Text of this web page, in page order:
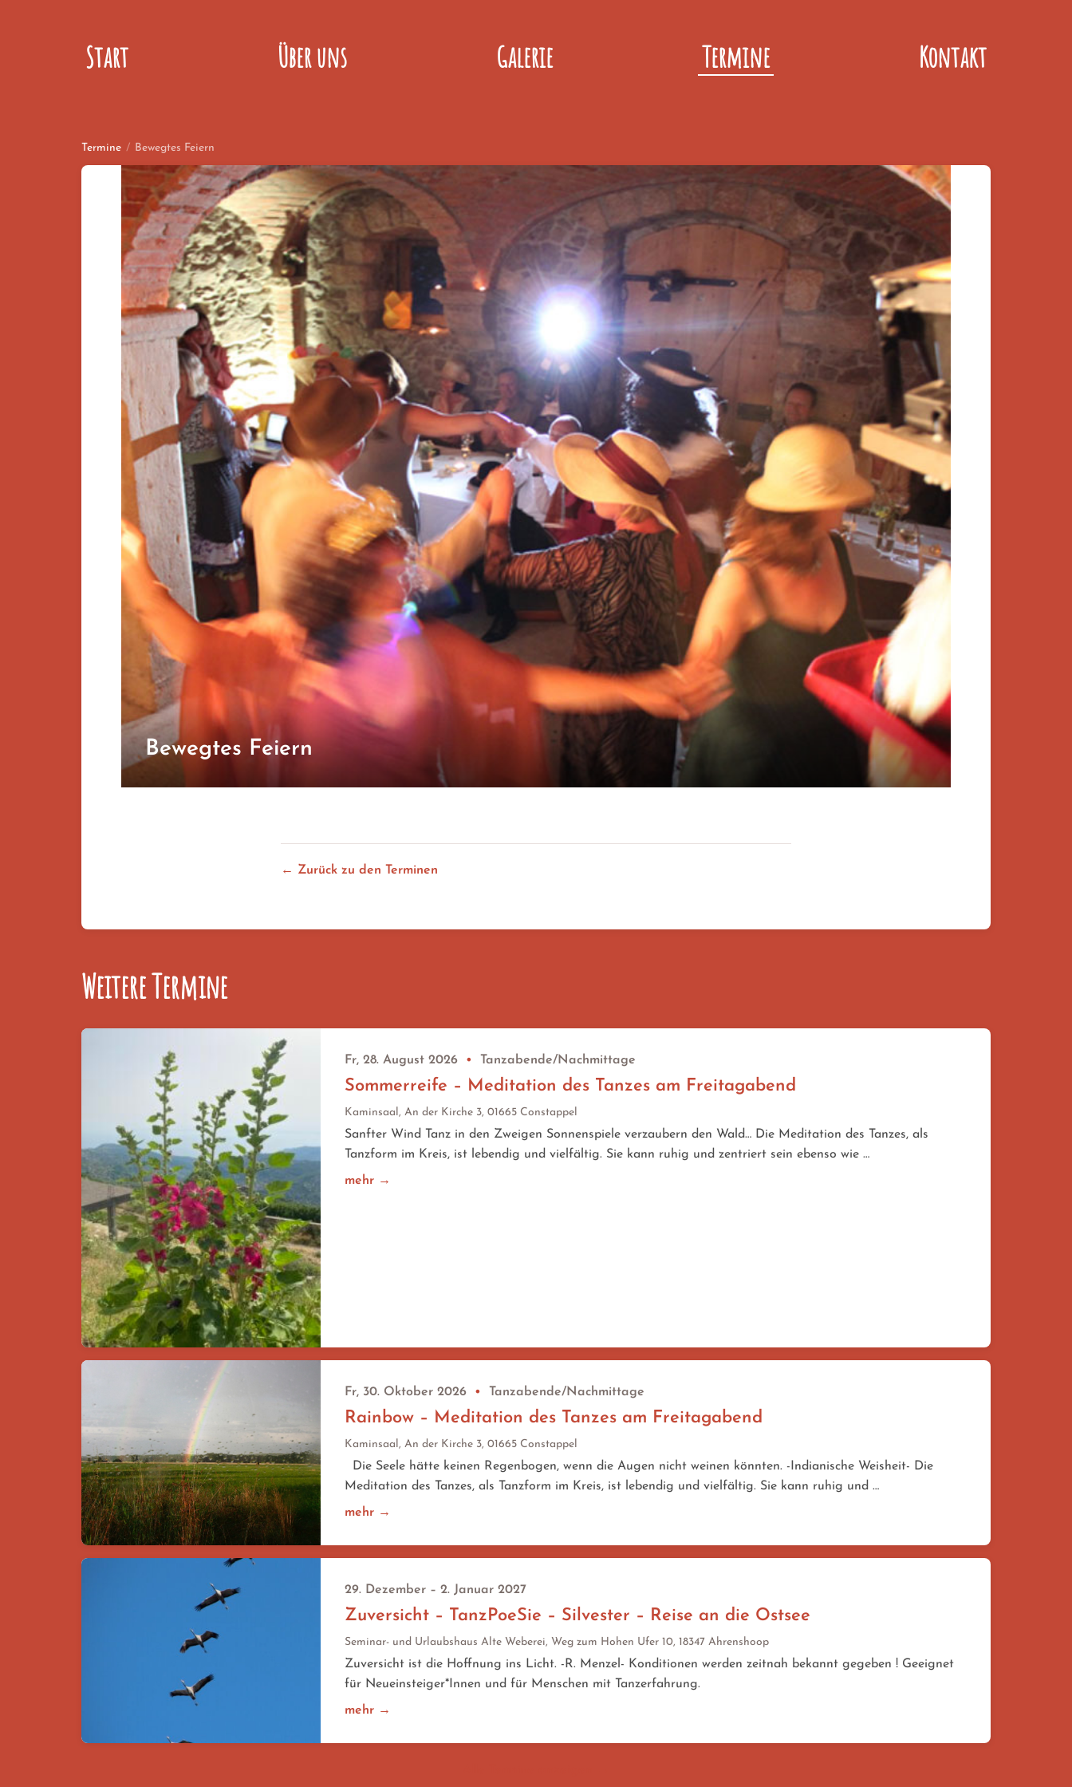
Start Über uns Galerie Termine Kontakt
Termine / Bewegtes Feiern
Bewegtes Feiern
← Zurück zu den Terminen
Weitere Termine
Fr, 28. August 2026 • Tanzabende/Nachmittage
Sommerreife – Meditation des Tanzes am Freitagabend
Kaminsaal, An der Kirche 3, 01665 Constappel
Sanfter Wind Tanz in den Zweigen Sonnenspiele verzaubern den Wald… Die Meditation des Tanzes, als
Tanzform im Kreis, ist lebendig und vielfältig. Sie kann ruhig und zentriert sein ebenso wie …
mehr →
Fr, 30. Oktober 2026 • Tanzabende/Nachmittage
Rainbow – Meditation des Tanzes am Freitagabend
Kaminsaal, An der Kirche 3, 01665 Constappel
Die Seele hätte keinen Regenbogen, wenn die Augen nicht weinen könnten. -Indianische Weisheit- Die
Meditation des Tanzes, als Tanzform im Kreis, ist lebendig und vielfältig. Sie kann ruhig und …
mehr →
29. Dezember – 2. Januar 2027
Zuversicht – TanzPoeSie – Silvester – Reise an die Ostsee
Seminar- und Urlaubshaus Alte Weberei, Weg zum Hohen Ufer 10, 18347 Ahrenshoop
Zuversicht ist die Hoffnung ins Licht. -R. Menzel- Konditionen werden zeitnah bekannt gegeben ! Geeignet
für Neueinsteiger*Innen und für Menschen mit Tanzerfahrung.
mehr →